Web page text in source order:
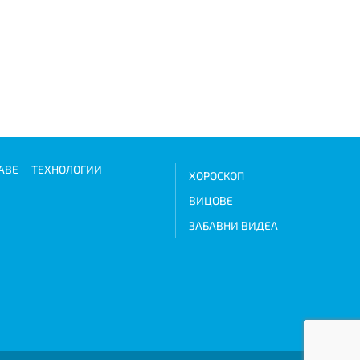
ТЕХНОЛОГИИ
ХОРОСКОП
ВИЦОВЕ
ЗАБАВНИ ВИДЕА